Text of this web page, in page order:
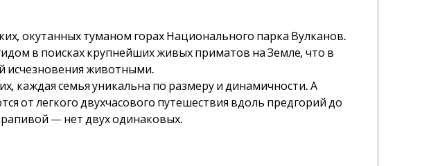
окутанных туманом горах Национального парка Вулканов.
в поисках крупнейших живых приматов на Земле, что в
исчезновения животными.
каждая семья уникальна по размеру и динамичности. А
от легкого двухчасового путешествия вдоль предгорий до
— нет двух одинаковых.